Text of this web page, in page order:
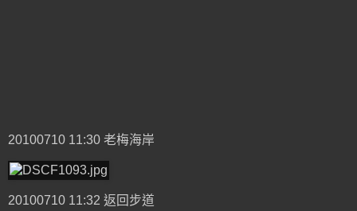
20100710 11:30 老梅海岸
20100710 11:32 返回步道